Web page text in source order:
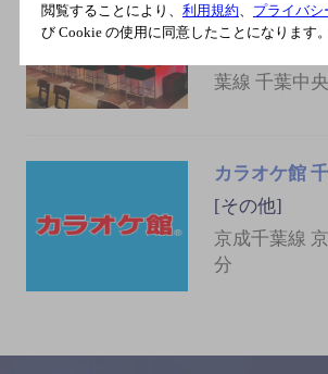
[その他]
葉線 千葉中
カラオケ館
[その他]
京成千葉線
分
閲覧することにより、 利用規約 プライバシ
び Cookie の使用に同意したことになります。